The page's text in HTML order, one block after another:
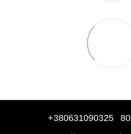
+380631090325